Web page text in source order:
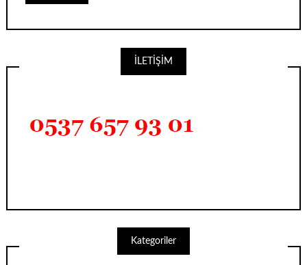
İLETİŞİM
Kategoriler